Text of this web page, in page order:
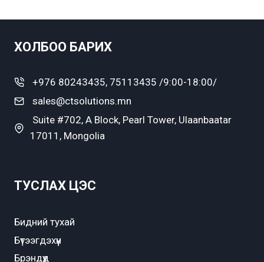
ХОЛБОО БАРИХ
+976 80243435, 75113435 /9:00-18:00/
sales@ctsolutions.mn
Suite #702, A Block, Pearl Tower, Ulaanbaatar
17011, Mongolia
ТУСЛАХ ЦЭС
Бидний тухай
Бүтээгдэхүүн
Брэндүүд